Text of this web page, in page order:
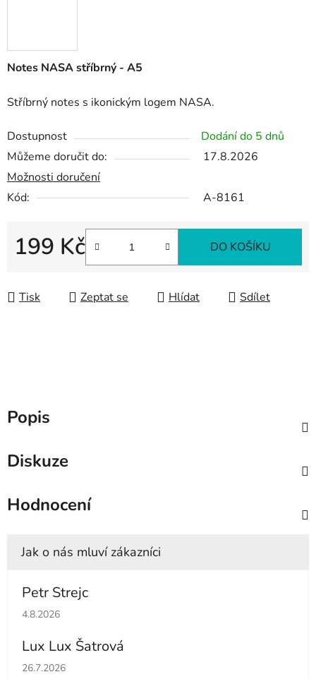
Notes NASA stříbrný - A5
Stříbrný notes s ikonickým logem NASA.
Dostupnost
Dodání do 5 dnů
Můžeme doručit do:
17.8.2026
Možnosti doručení
Kód:
A-8161
199 Kč DO KOŠÍKU
Tisk Zeptat se Hlídat Sdílet
Popis
Diskuze
Hodnocení
Petr Strejc
Hodnocení obchodu je 5 z 5 hvězdiček.
4.8.2026
Lux Lux Šatrová
Hodnocení obchodu je 5 z 5 hvězdiček.
26.7.2026